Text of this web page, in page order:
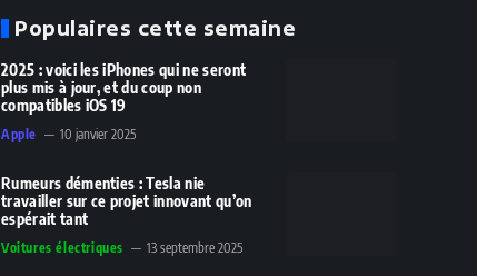
Populaires cette semaine
2025 : voici les iPhones qui ne seront
plus mis à jour, et du coup non
compatibles iOS 19
Apple 10 janvier 2025
Rumeurs démenties : Tesla nie
travailler sur ce projet innovant qu’on
espérait tant
Voitures électriques 13 septembre 2025